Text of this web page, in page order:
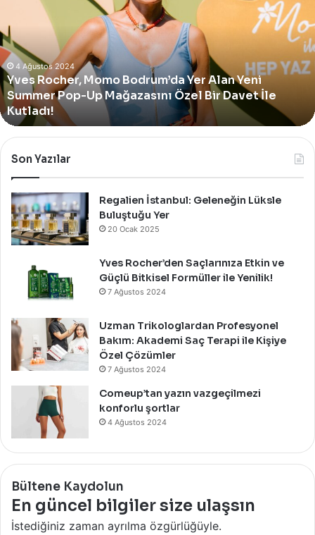
Bodrum’da
Yer
Alan
Yeni
Summer
Pop-
Up
Mağazasını
Özel
Bir
Kutladı!
4 Ağustos 2024
Yves Rocher, Momo Bodrum’da Yer Alan Yeni
Summer Pop-Up Mağazasını Özel Bir Davet İle
Kutladı!
Son Yazılar
Regalien İstanbul: Geleneğin Lüksle
Buluştuğu Yer
20 Ocak 2025
Yves Rocher’den Saçlarınıza Etkin ve
Güçlü Bitkisel Formüller ile Yenilik!
7 Ağustos 2024
Uzman Trikologlardan Profesyonel
Bakım: Akademi Saç Terapi ile Kişiye
Özel Çözümler
7 Ağustos 2024
Comeup’tan yazın vazgeçilmezi
konforlu şortlar
4 Ağustos 2024
Bültene Kaydolun
En güncel bilgiler size ulaşsın
İstediğiniz zaman ayrılma özgürlüğüyle.